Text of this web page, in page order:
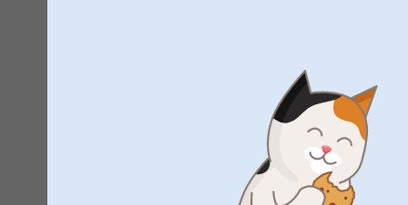
Aningen lång i storlek eftersom U-ringade tröjor säljs
för män. Bilden var lite hackig kanterna längs långsidorna.